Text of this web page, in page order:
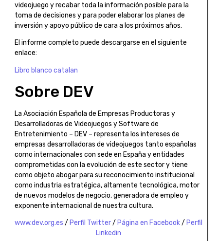
videojuego y recabar toda la información posible para la
toma de decisiones y para poder elaborar los planes de
inversión y apoyo público de cara a los próximos años.
El informe completo puede descargarse en el siguiente
enlace:
Libro blanco catalan
Sobre DEV
La Asociación Española de Empresas Productoras y
Desarrolladoras de Videojuegos y Software de
Entretenimiento – DEV – representa los intereses de
empresas desarrolladoras de videojuegos tanto españolas
como internacionales con sede en España y entidades
comprometidas con la evolución de este sector y tiene
como objeto abogar para su reconocimiento institucional
como industria estratégica, altamente tecnológica, motor
de nuevos modelos de negocio, generadora de empleo y
exponente internacional de nuestra cultura.
www.dev.org.es / Perfil Twitter/ Página en Facebook/ Perfil
Linkedin